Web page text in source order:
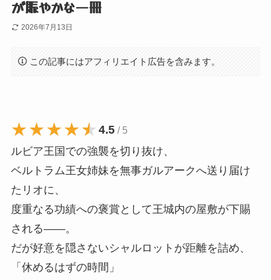
が賑やかな一冊
2026年7月13日
この記事にはアフィリエイト広告を含みます。
★★★★★
★★★★★ 4.5 / 5
ルビア王国での強襲を切り抜け、
ベルトラム王女姉妹を無事ガルアークへ送り届け
たリオに、
度重なる功績への褒賞として王城内の屋敷が下賜
される——。
だが好意を隠さないシャルロットが距離を詰め、
「休めるはずの時間」